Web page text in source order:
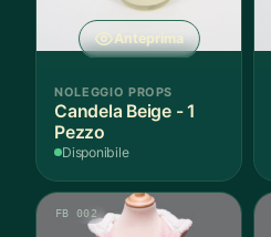
Anteprima
NOLEGGIO PROPS
Candela Beige - 1
Pezzo
Disponibile
FB 002